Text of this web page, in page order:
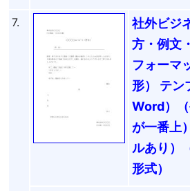
7.
社外ビジ
方・例文
フォーマ
形） テン
Word）
が一番上
ルあり）
形式）